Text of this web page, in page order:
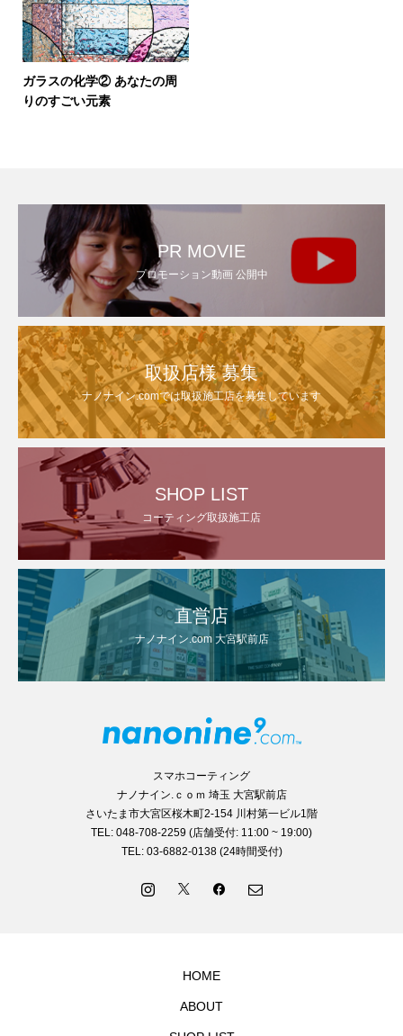
ガラスの化学② あなたの周
りのすごい元素
PR MOVIE
プロモーション動画 公開中
取扱店様 募集
ナノナイン.comでは取扱施工店を募集しています
SHOP LIST
コーティング取扱施工店
直営店
ナノナイン.com 大宮駅前店
スマホコーティング
ナノナイン.ｃｏｍ 埼玉 大宮駅前店
さいたま市大宮区桜木町2-154 川村第一ビル1階
TEL: 048-708-2259 (店舗受付: 11:00 ~ 19:00)
TEL: 03-6882-0138 (24時間受付)
HOME
ABOUT